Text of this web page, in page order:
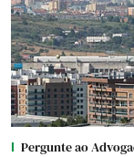
Pergunte ao